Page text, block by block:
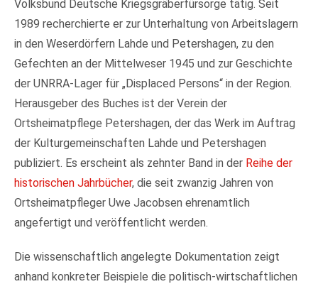
Volksbund Deutsche Kriegsgräberfürsorge tätig. Seit
1989 recherchierte er zur Unterhaltung von Arbeitslagern
in den Weserdörfern Lahde und Petershagen, zu den
Gefechten an der Mittelweser 1945 und zur Geschichte
der UNRRA-Lager für „Displaced Persons“ in der Region.
Herausgeber des Buches ist der Verein der
Ortsheimatpflege Petershagen, der das Werk im Auftrag
der Kulturgemeinschaften Lahde und Petershagen
publiziert. Es erscheint als zehnter Band in der Reihe der
historischen Jahrbücher, die seit zwanzig Jahren von
Ortsheimatpfleger Uwe Jacobsen ehrenamtlich
angefertigt und veröffentlicht werden.
Die wissenschaftlich angelegte Dokumentation zeigt
anhand konkreter Beispiele die politisch-wirtschaftlichen